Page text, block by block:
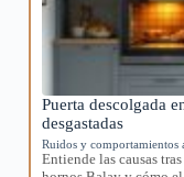
Puerta descolgada
desgastadas
Ruidos y comportamientos
Entiende las causas